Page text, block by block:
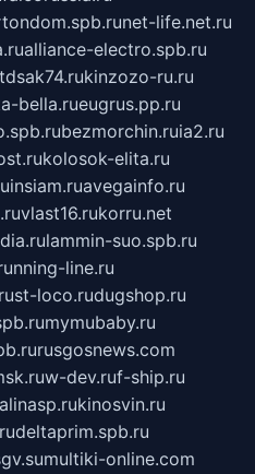
net-life.net.ru
alliance-electro.spb.ru
tdsak74.rukinzozo-ru.ru
bella.rueugrus.pp.ru
bezmorchin.ruia2.ru
kolosok-elita.ru
insiam.ruavegainfo.ru
vlast16.rukorru.net
lammin-suo.spb.ru
line.ru
rust-loco.rudugshop.ru
mymubaby.ru
rusgosnews.com
w-dev.ruf-ship.ru
kinosvin.ru
deltaprim.spb.ru
multiki-online.com